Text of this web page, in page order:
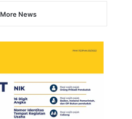
More News